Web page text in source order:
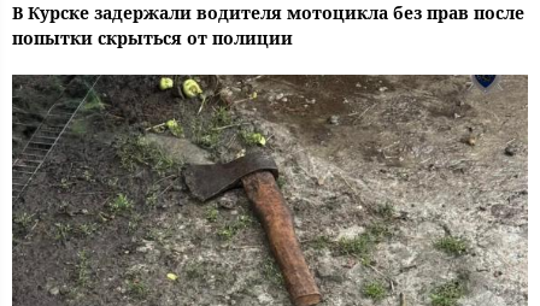
В Курске задержали водителя мотоцикла без прав после
попытки скрыться от полиции